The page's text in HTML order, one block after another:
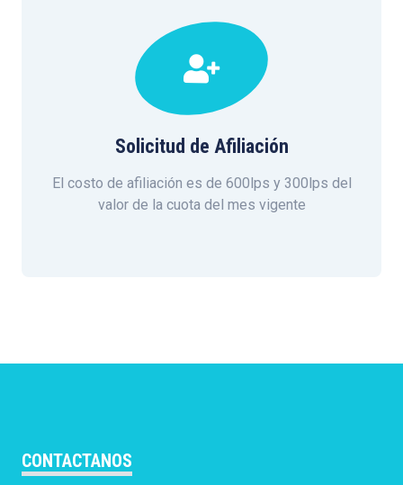
Solicitud de Afiliación
El costo de afiliación es de 600lps y 300lps del
valor de la cuota del mes vigente
CONTACTANOS